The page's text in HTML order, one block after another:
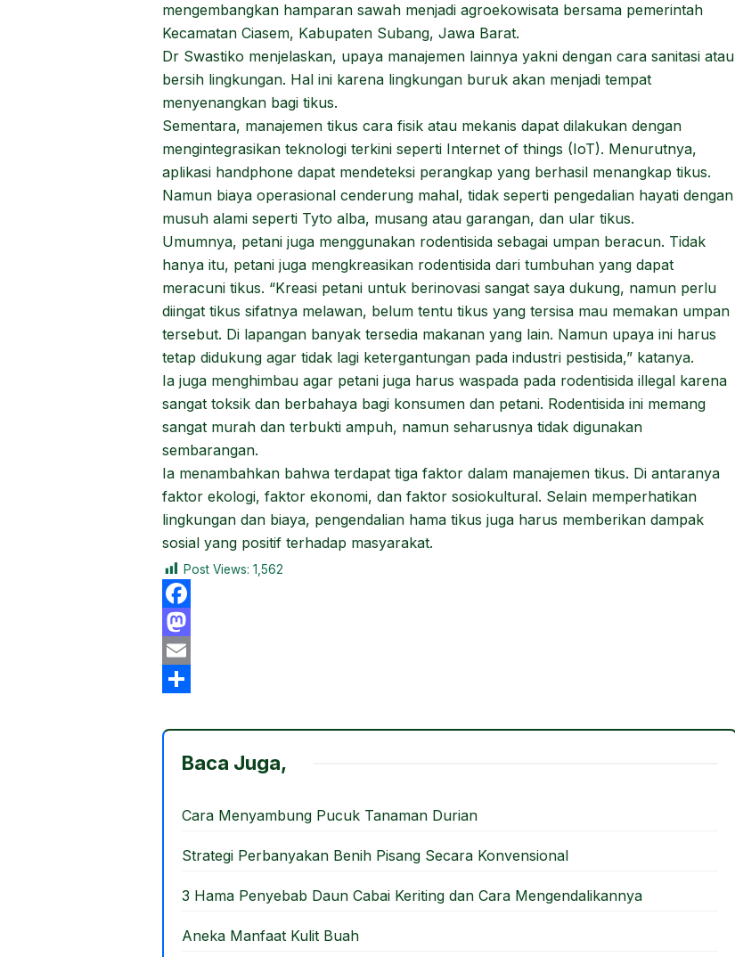
mengembangkan hamparan sawah menjadi agroekowisata bersama pemerintah
Kecamatan Ciasem, Kabupaten Subang, Jawa Barat.
Dr Swastiko menjelaskan, upaya manajemen lainnya yakni dengan cara sanitasi atau
bersih lingkungan. Hal ini karena lingkungan buruk akan menjadi tempat
menyenangkan bagi tikus.
Sementara, manajemen tikus cara fisik atau mekanis dapat dilakukan dengan
mengintegrasikan teknologi terkini seperti Internet of things (IoT). Menurutnya,
aplikasi handphone dapat mendeteksi perangkap yang berhasil menangkap tikus.
Namun biaya operasional cenderung mahal, tidak seperti pengedalian hayati dengan
musuh alami seperti Tyto alba, musang atau garangan, dan ular tikus.
Umumnya, petani juga menggunakan rodentisida sebagai umpan beracun. Tidak
hanya itu, petani juga mengkreasikan rodentisida dari tumbuhan yang dapat
meracuni tikus. “Kreasi petani untuk berinovasi sangat saya dukung, namun perlu
diingat tikus sifatnya melawan, belum tentu tikus yang tersisa mau memakan umpan
tersebut. Di lapangan banyak tersedia makanan yang lain. Namun upaya ini harus
tetap didukung agar tidak lagi ketergantungan pada industri pestisida,” katanya.
Ia juga menghimbau agar petani juga harus waspada pada rodentisida illegal karena
sangat toksik dan berbahaya bagi konsumen dan petani. Rodentisida ini memang
sangat murah dan terbukti ampuh, namun seharusnya tidak digunakan
sembarangan.
Ia menambahkan bahwa terdapat tiga faktor dalam manajemen tikus. Di antaranya
faktor ekologi, faktor ekonomi, dan faktor sosiokultural. Selain memperhatikan
lingkungan dan biaya, pengendalian hama tikus juga harus memberikan dampak
sosial yang positif terhadap masyarakat.
Post Views: 1,562
F
a
c
b
M
a
t
E
a
h
Baca Juga,
Cara Menyambung Pucuk Tanaman Durian
Strategi Perbanyakan Benih Pisang Secara Konvensional
3 Hama Penyebab Daun Cabai Keriting dan Cara Mengendalikannya
Aneka Manfaat Kulit Buah